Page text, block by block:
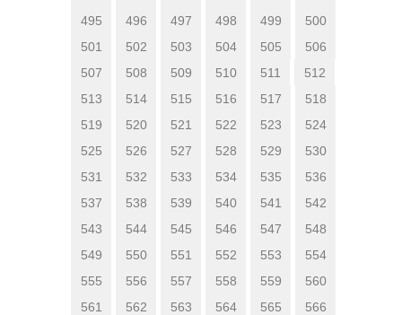
495
496 497 498 499
500
501
502 503 504 505
506
507
508 509 510 511
512
513
514 515 516 517
518
519
520 521 522 523
524
525
526 527 528 529
530
531
532 533 534 535
536
537
538 539 540 541
542
543
544 545 546 547
548
549
550 551 552 553
554
555
556 557 558 559
560
561
562 563 564 565
566